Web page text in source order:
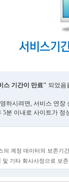
스 기간이 만료" 되었음
하시려면, 서비스 연장
5분 이내로 사이트가 정
의 계정 데이터의 보존기
및 기타 회사사정으로 보